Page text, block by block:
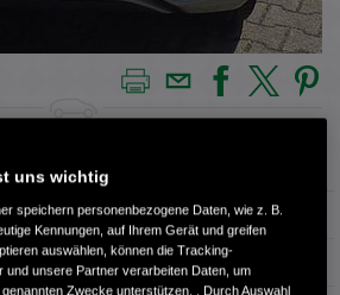
Lunar Silver M.
112.500 km
Benzin
uns wichtig
speichern personenbezogene Daten, wie z. B.
Kennungen, auf Ihrem Gerät und greifen
auswählen, können die Tracking-
und unsere Partner verarbeiten Daten, um
Zwecke unterstützen. . Durch Auswahl